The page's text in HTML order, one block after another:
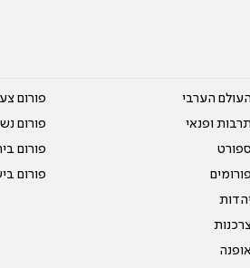
העולם הערבי
תרבות ופנאי
ספורט
פורומים
יהדות
אופנה
פורום
פורום
פורום
פורום